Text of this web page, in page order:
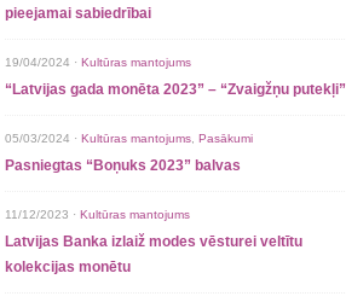
pieejamai sabiedrībai
19/04/2024 · Kultūras mantojums
“Latvijas gada monēta 2023” – “Zvaigžņu putekļi”
05/03/2024 · Kultūras mantojums Pasākumi
Pasniegtas “Boņuks 2023” balvas
11/12/2023 · Kultūras mantojums
Latvijas Banka izlaiž modes vēsturei veltītu
kolekcijas monētu